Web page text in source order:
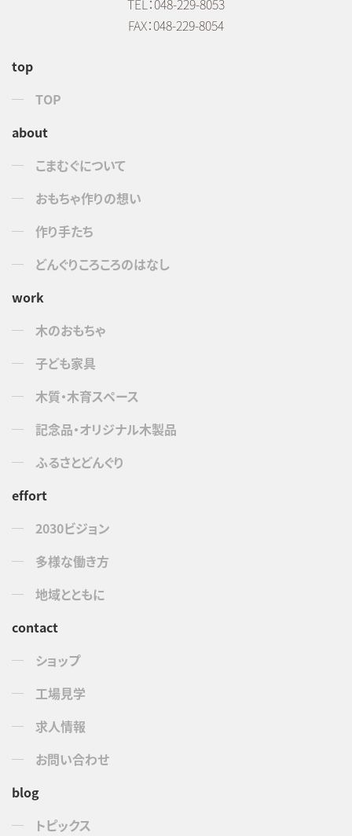
TEL：048-229-8053
FAX：048-229-8054
top
TOP
about
こまむぐについて
おもちゃ作りの想い
作り手たち
どんぐりころころのはなし
work
木のおもちゃ
子ども家具
木質・木育スペース
記念品・オリジナル木製品
ふるさとどんぐり
effort
2030ビジョン
多様な働き方
地域とともに
contact
ショップ
工場見学
求人情報
お問い合わせ
blog
トピックス